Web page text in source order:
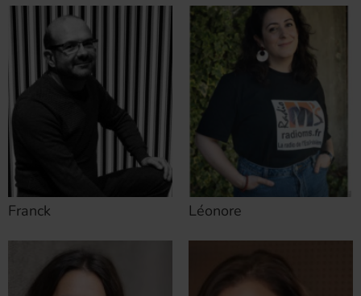
Franck Léonore